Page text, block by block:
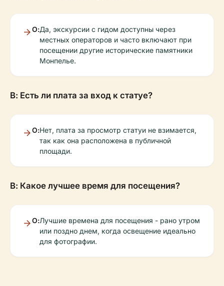
О:Да, экскурсии с гидом доступны через
местных операторов и часто включают при
посещении другие исторические памятники
Монпелье.
В: Есть ли плата за вход к статуе?
О:Нет, плата за просмотр статуи не взимается,
так как она расположена в публичной
площади.
В: Какое лучшее время для посещения?
О:Лучшие времена для посещения - рано утром
или поздно днем, когда освещение идеально
для фотографии.